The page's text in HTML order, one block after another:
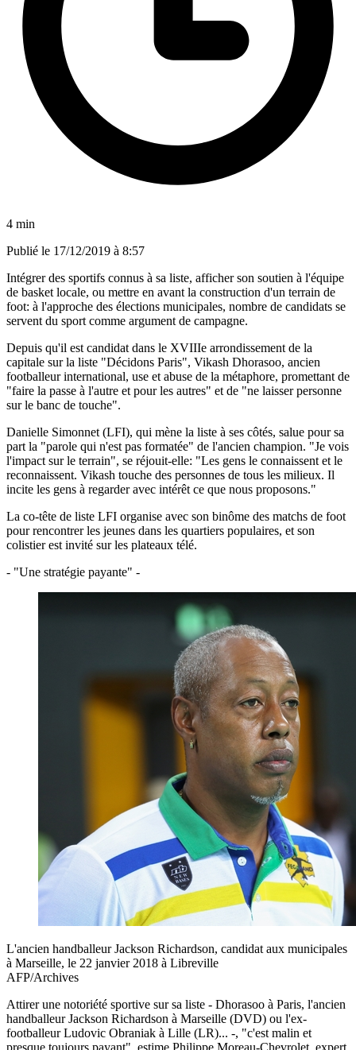
4 min
Publié le 17/12/2019 à 8:57
Intégrer des sportifs connus à sa liste, afficher son soutien à l'équipe
de basket locale, ou mettre en avant la construction d'un terrain de
foot: à l'approche des élections municipales, nombre de candidats se
servent du sport comme argument de campagne.
Depuis qu'il est candidat dans le XVIIIe arrondissement de la
capitale sur la liste "Décidons Paris", Vikash Dhorasoo, ancien
footballeur international, use et abuse de la métaphore, promettant de
"faire la passe à l'autre et pour les autres" et de "ne laisser personne
sur le banc de touche".
Danielle Simonnet (LFI), qui mène la liste à ses côtés, salue pour sa
part la "parole qui n'est pas formatée" de l'ancien champion. "Je vois
l'impact sur le terrain", se réjouit-elle: "Les gens le connaissent et le
reconnaissent. Vikash touche des personnes de tous les milieux. Il
incite les gens à regarder avec intérêt ce que nous proposons."
La co-tête de liste LFI organise avec son binôme des matchs de foot
pour rencontrer les jeunes dans les quartiers populaires, et son
colistier est invité sur les plateaux télé.
- "Une stratégie payante" -
L'ancien handballeur Jackson Richardson, candidat aux municipales
à Marseille, le 22 janvier 2018 à Libreville
AFP/Archives
Attirer une notoriété sportive sur sa liste - Dhorasoo à Paris, l'ancien
handballeur Jackson Richardson à Marseille (DVD) ou l'ex-
footballeur Ludovic Obraniak à Lille (LR)... -, "c'est malin et
presque toujours payant", estime Philippe Moreau-Chevrolet, expert